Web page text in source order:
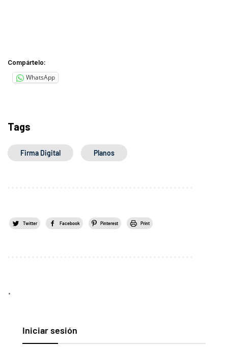
Compártelo:
WhatsApp
Tags
Firma Digital Planos
Twitter Facebook Pinterest Print
.
Iniciar sesión